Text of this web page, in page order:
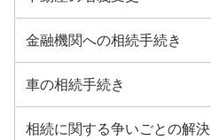
金融機関への相続手続き
車の相続手続き
相続に関する争いごとの解決